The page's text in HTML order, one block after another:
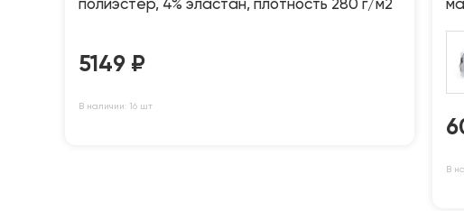
полиэстер, 4% эластан, плотность 280 г/м2
5149 ₽
В наличии: 16 шт
В